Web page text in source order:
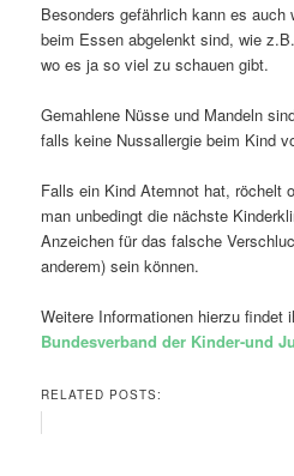
Besonders gefährlich kann es auch
beim Essen abgelenkt sind, wie
wo es ja so viel zu schauen gibt.
Gemahlene Nüsse und Mandeln
falls keine Nussallergie beim Kind
Falls ein Kind Atemnot hat, röchelt
man unbedingt die nächste
Anzeichen für das falsche
anderem) sein können.
Weitere Informationen hierzu findet
Bundesverband der Kinder-und
RELATED POSTS: